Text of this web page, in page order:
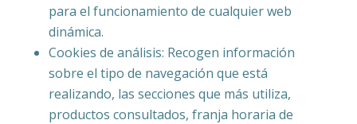
para el funcionamiento de cualquier web
dinámica.
Cookies de análisis: Recogen información
sobre el tipo de navegación que está
realizando, las secciones que más utiliza,
productos consultados, franja horaria de